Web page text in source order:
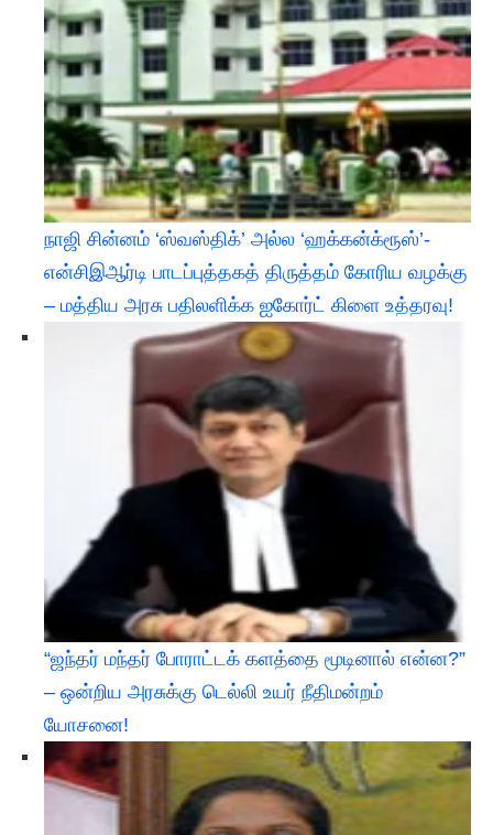
நாஜி சின்னம் ‘ஸ்வஸ்திக்’ அல்ல ‘ஹக்கன்க்ரூஸ்’-
என்சிஇஆர்டி பாடப்புத்தகத் திருத்தம் கோரிய வழக்கு
– மத்திய அரசு பதிலளிக்க ஐகோர்ட் கிளை உத்தரவு!
“ஜந்தர் மந்தர் போராட்டக் களத்தை மூடினால் என்ன?”
– ஒன்றிய அரசுக்கு டெல்லி உயர் நீதிமன்றம்
யோசனை!